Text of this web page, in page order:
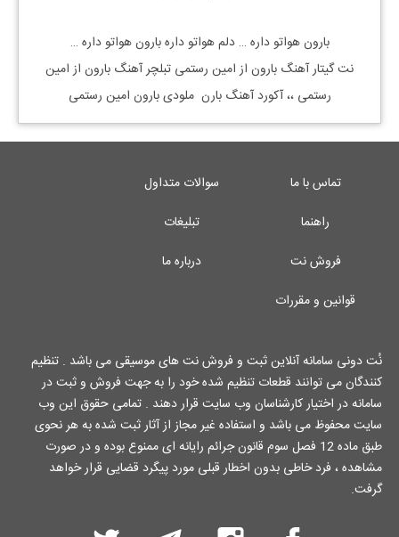
بارون هواتو داره … دلم هواتو داره بارون هواتو داره …
نت گیتار آهنگ بارون از امین رستمی تبلچر آهنگ بارون از امین
رستمی ،، آکورد آهنگ بارن ملودی بارون امین رستمی
تماس با ما
سوالات متداول
راهنما
تبلیغات
فروش نت
درباره ما
قوانین و مقررات
نُت دونی سامانه آنلاین ثبت و فروش نت های موسیقی می باشد . تنظیم
کنندگان می توانند قطعات تنظیم شده خود را به جهت فروش و ثبت در
سامانه در اختیار کارشناسان وب سایت قرار دهند . تمامی حقوق این وب
سایت محفوظ می باشد و استفاده غیر مجاز از آثار ثبت شده به هر نحوی
طبق ماده 12 فصل سوم قانون جرائم رایانه ای ممنوع بوده و در صورت
مشاهده ، فرد خاطی بدون اخطار قبلی مورد پیگرد قضایی قرار خواهد
گرفت.